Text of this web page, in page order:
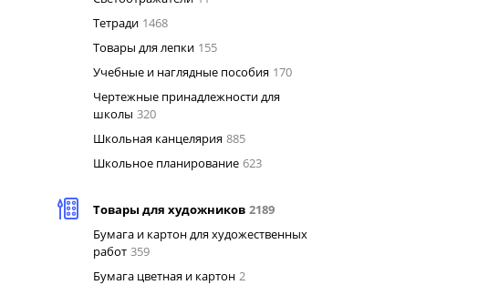
Тетради 1468
Товары для лепки 155
Учебные и наглядные пособия 170
Чертежные принадлежности для
школы 320
Школьная канцелярия 885
Школьное планирование 623
Товары для художников 2189
Бумага и картон для художественных
работ 359
Бумага цветная и картон 2